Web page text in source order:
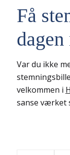
Få
dagen
Var du ikke
velkommen i
sanse værket